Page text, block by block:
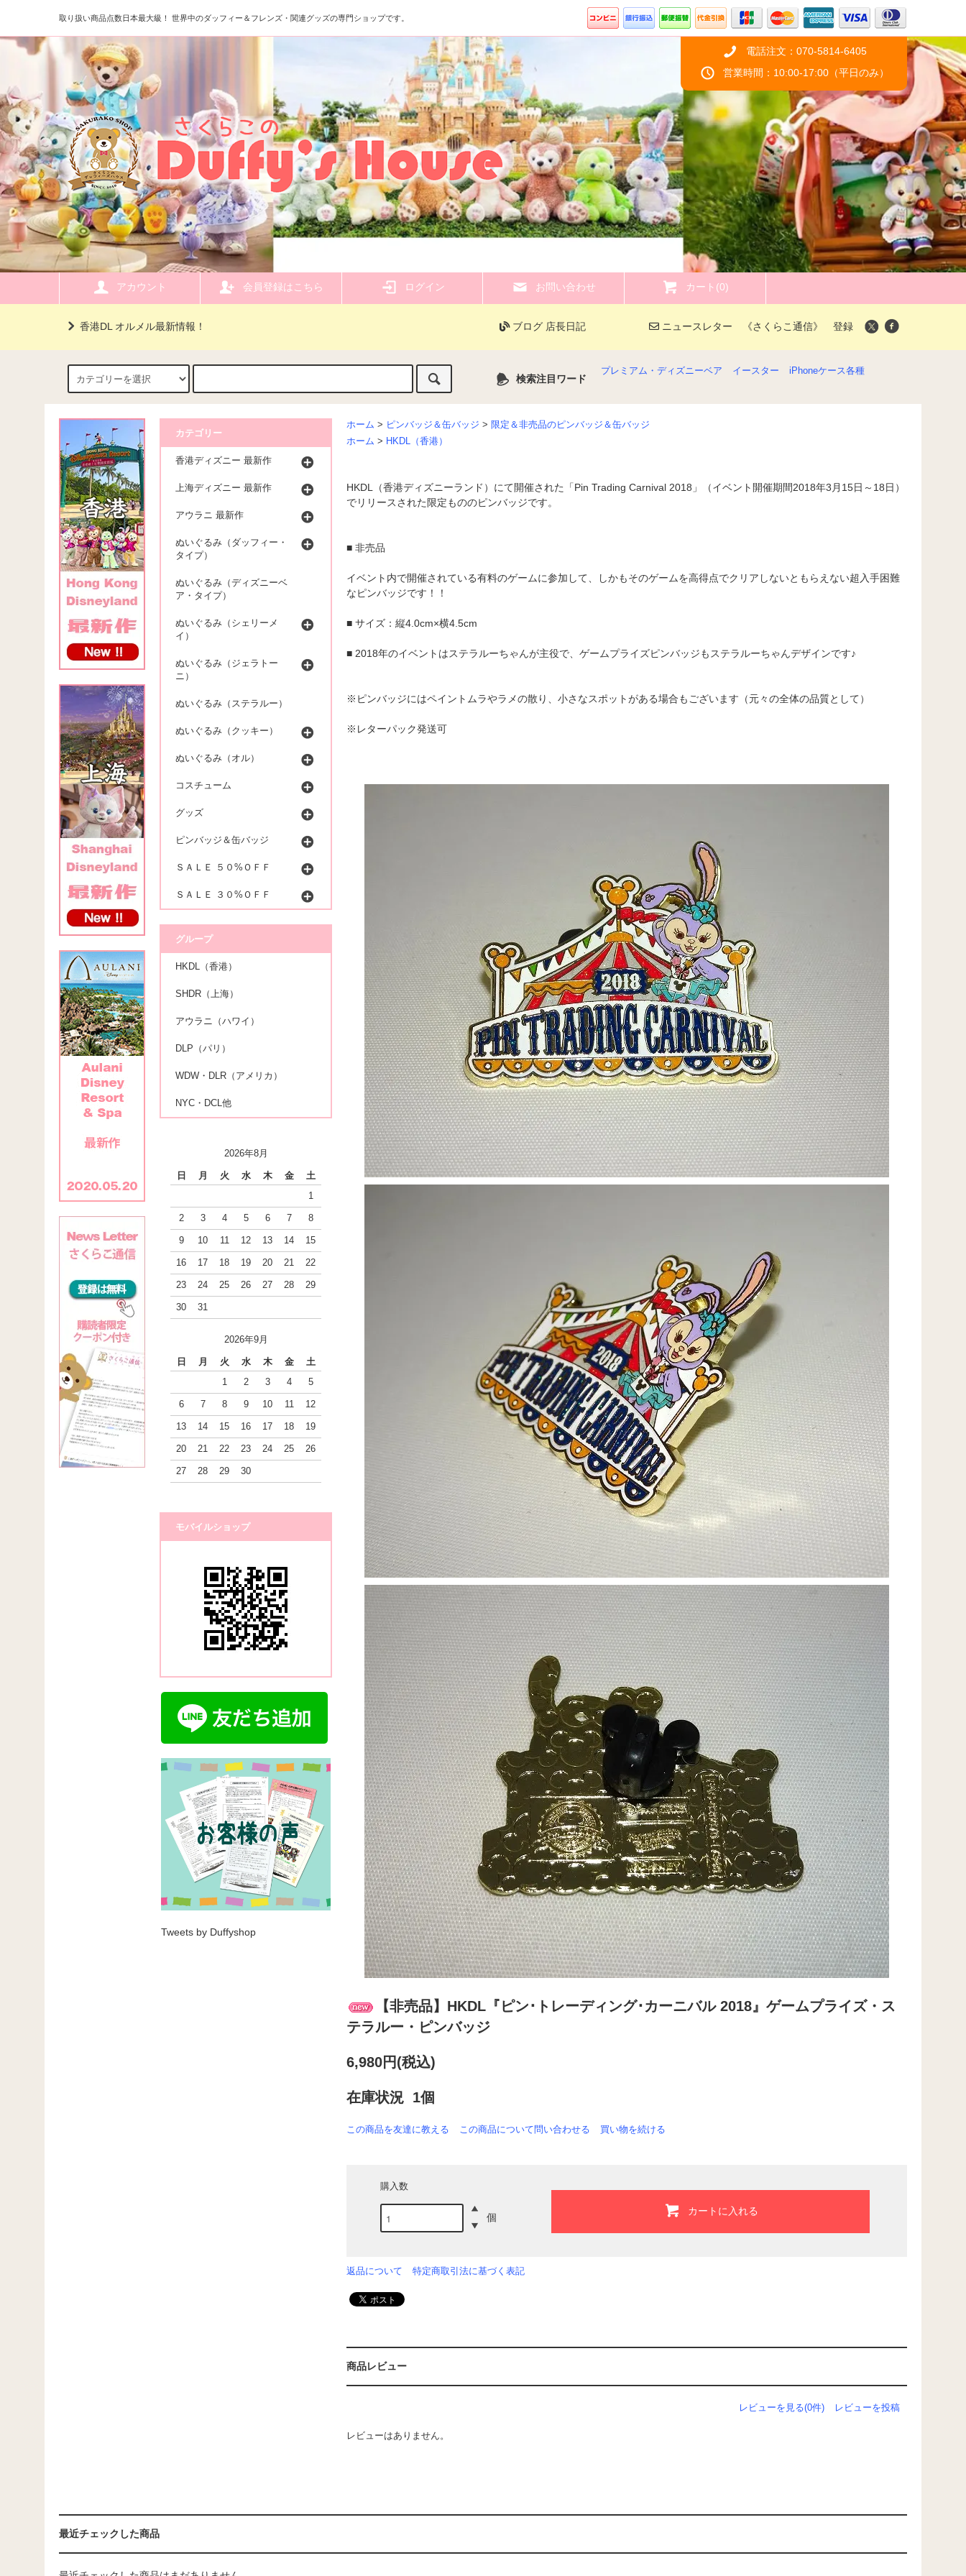
取り扱い商品点数日本最大級！ 世界中のダッフィー＆フレンズ・関連グッズの専門ショップです。
電話注文：070-5814-6405
営業時間：10:00-17:00（平日のみ）
アカウント 会員登録はこちら ログイン お問い合わせ カート(0)
香港DL オルメル最新情報！ ブログ 店長日記 ニュースレター 《さくらこ通信》 登録
検索注目ワード
プレミアム・ディズニーベア イースター iPhoneケース各種
ホーム > ピンバッジ＆缶バッジ > 限定＆非売品のピンバッジ＆缶バッジ
ホーム > HKDL（香港）
HKDL（香港ディズニーランド）にて開催された「Pin Trading Carnival 2018」（イベント開催期間2018年3月15日～18日）
でリリースされた限定もののピンバッジです。
■ 非売品
イベント内で開催されている有料のゲームに参加して、しかもそのゲームを高得点でクリアしないともらえない超入手困難
なピンバッジです！！
■ サイズ：縦4.0cm×横4.5cm
■ 2018年のイベントはステラルーちゃんが主役で、ゲームプライズピンバッジもステラルーちゃんデザインです♪
※ピンバッジにはペイントムラやラメの散り、小さなスポットがある場合もございます（元々の全体の品質として）
※レターパック発送可
【非売品】HKDL『ピン･トレーディング･カーニバル 2018』ゲームプライズ・ス
テラルー・ピンバッジ
6,980円(税込)
在庫状況 1個
この商品を友達に教える この商品について問い合わせる 買い物を続ける
購入数
個 カートに入れる
返品について 特定商取引法に基づく表記
商品レビュー
レビューを見る(0件) レビューを投稿
レビューはありません。
カテゴリー
香港ディズニー 最新作
上海ディズニー 最新作
アウラニ 最新作
ぬいぐるみ（ダッフィー・
タイプ）
ぬいぐるみ（ディズニーベ
ア・タイプ）
ぬいぐるみ（シェリーメ
イ）
ぬいぐるみ（ジェラトー
ニ）
ぬいぐるみ（ステラルー）
ぬいぐるみ（クッキー）
ぬいぐるみ（オル）
コスチューム
グッズ
ピンバッジ＆缶バッジ
ＳＡＬＥ ５０%ＯＦＦ
ＳＡＬＥ ３０%ＯＦＦ
グループ
HKDL（香港）
SHDR（上海）
アウラニ（ハワイ）
DLP（パリ）
WDW・DLR（アメリカ）
NYC・DCL他
2026年8月
日 月 火 水 木 金
土
1
2 3 4 5 6 7 8
9 10 11 12 13 14 15
16 17 18 19 20 21 22
23 24 25 26 27 28 29
30 31
2026年9月
日 月 火 水 木 金
土
1
2 3 4 5
6 7 8 9 10 11 12
13 14 15 16 17 18 19
20 21 22 23 24 25 26
27 28 29 30
モバイルショップ
Tweets by Duffyshop
最近チェックした商品